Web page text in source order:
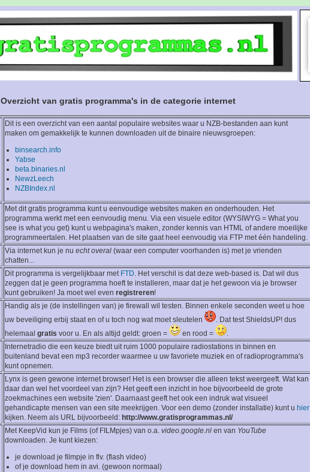
Overzicht van gratis programma's in de categorie internet
Dit is een overzicht van een aantal populaire websites waar u NZB-bestanden aan kunt
maken om gemakkelijk te kunnen downloaden uit de binaire nieuwsgroepen:
binsearch.info
Yabse
beta.binaries.nl
NewzLeech
NZBIndex.nl
Met dit gratis programma kunt u eenvoudige websites maken en onderhouden. Het
programma werkt met een eenvoudig menu. Via een visuele editor (WYSIWYG = What you
see is what you get) kunt u webpagina's maken, zonder kennis van HTML of andere moeilijke
programmeertalen. Het plaatsen van de site gaat heel eenvoudig via FTP met één handeling.
Via internet kun je nu echt overal (waar een computer voorhanden is) met je vrienden
chatten...
Dit programma is vergelijkbaar met FTD. Het verschil is dat deze web-based is. Dat wil dus
zeggen dat je geen programma hoeft te installeren, maar dat je het gewoon via je browser
kunt gebruiken! Ja moet wel even registreren!
Handig als je (de instellingen van) je firewall wil testen. Binnen enkele seconden weet u hoe
uw beveiliging erbij staat en of u toch nog wat moet sleutelen
. Dat test ShieldsUP! dus
helemaal gratis voor u. En als altijd geldt: groen = en rood = .
Internetradio die een keuze biedt uit ruim 1000 populaire radiostations in binnen en
buitenland bevat een mp3 recorder waarmee u uw favoriete muziek en of radioprogramma's
kunt opnemen.
Lynx is geen gewone internet browser! Het is een browser die alleen tekst weergeeft. Wat kan
daar dan wel het voordeel van zijn? Het geeft een inzicht in hoe bijvoorbeeld de grote
zoekmachines een website 'zien'. Daarnaast geeft het ook een indruk wat visueel
gehandicapte mensen van een site meekrijgen. Voor een demo (zonder installatie) kunt u hier
kijken. Neem als URL bijvoorbeeld: http://www.gratisprogrammas.nl/
Met KeepVid kun je Films (of FILMpjes) van o.a. video.google.nl en van YouTube
downloaden. Je kunt kiezen:
je download je filmpje in flv. (flash video)
of je download hem in avi. (gewoon normaal)